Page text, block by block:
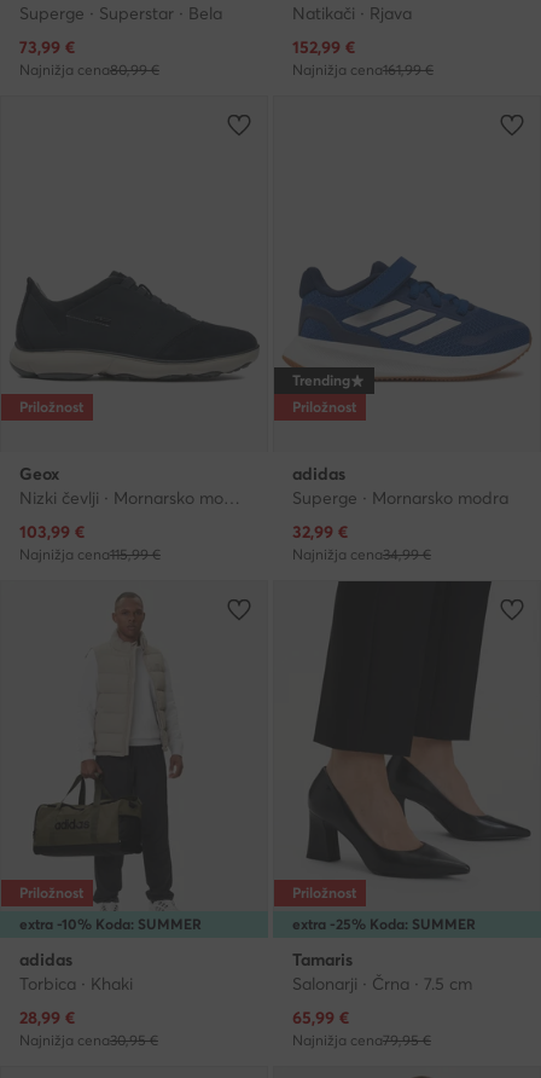
Superge · Superstar · Bela
Trenutna cena
73,99 €
Najnižja cena80,99 €
Natikači · Rjava
Trenutna cena
152,99 €
Najnižja cena161,99 €
Priložnost
Geox
Nizki čevlji · Mornarsko modra
Trenutna cena
103,99 €
Najnižja cena115,99 €
Trending
Priložnost
adidas
Superge · Mornarsko modra
Trenutna cena
32,99 €
Najnižja cena34,99 €
extra -10% Koda: SUMMER
Priložnost
adidas
Torbica · Khaki
Trenutna cena
28,99 €
Najnižja cena30,95 €
extra -25% Koda: SUMMER
Priložnost
Tamaris
Salonarji · Črna · 7.5 cm
Trenutna cena
65,99 €
Najnižja cena79,95 €